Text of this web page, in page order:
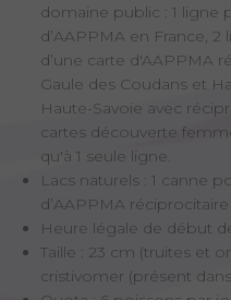
domaine public : 1 ligne
d’AAPPMA en France,
d’une carte d'AAPPMA
Gaule des Coudans et
Haute-Savoie avec
cartes découverte
qu'à 1 seule ligne.
Lacs naturels : 1 canne
d’AAPPMA réciprocitaire
Heure légale de début
Taille : 23 cm (truites et
cristivomer (présent